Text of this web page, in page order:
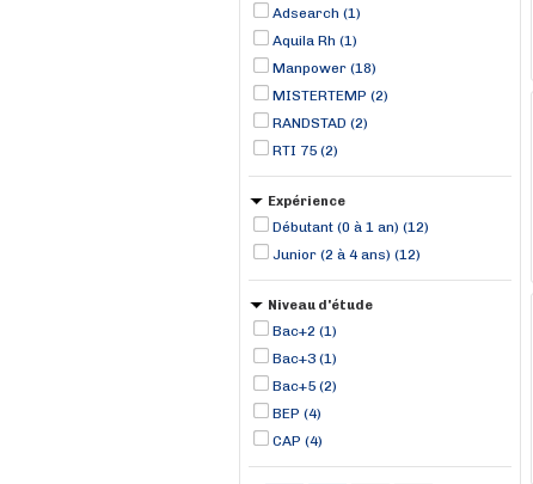
Adsearch (1)
Aquila Rh (1)
Manpower (18)
MISTERTEMP (2)
RANDSTAD (2)
RTI 75 (2)
Expérience
Débutant (0 à 1 an) (12)
Junior (2 à 4 ans) (12)
Niveau d'étude
Bac+2 (1)
Bac+3 (1)
Bac+5 (2)
BEP (4)
CAP (4)